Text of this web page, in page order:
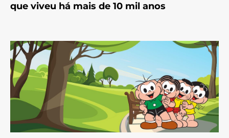
que viveu há mais de 10 mil anos